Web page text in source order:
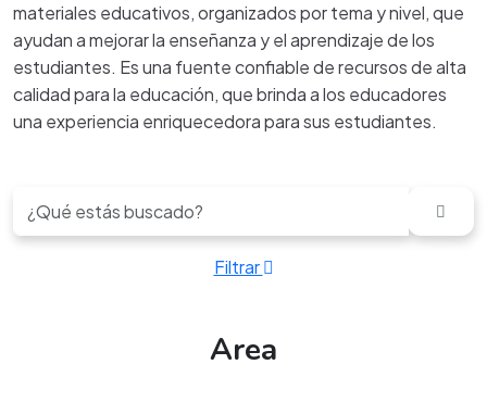
materiales educativos, organizados por tema y nivel, que
ayudan a mejorar la enseñanza y el aprendizaje de los
estudiantes. Es una fuente confiable de recursos de alta
calidad para la educación, que brinda a los educadores
una experiencia enriquecedora para sus estudiantes.
Filtrar
Area